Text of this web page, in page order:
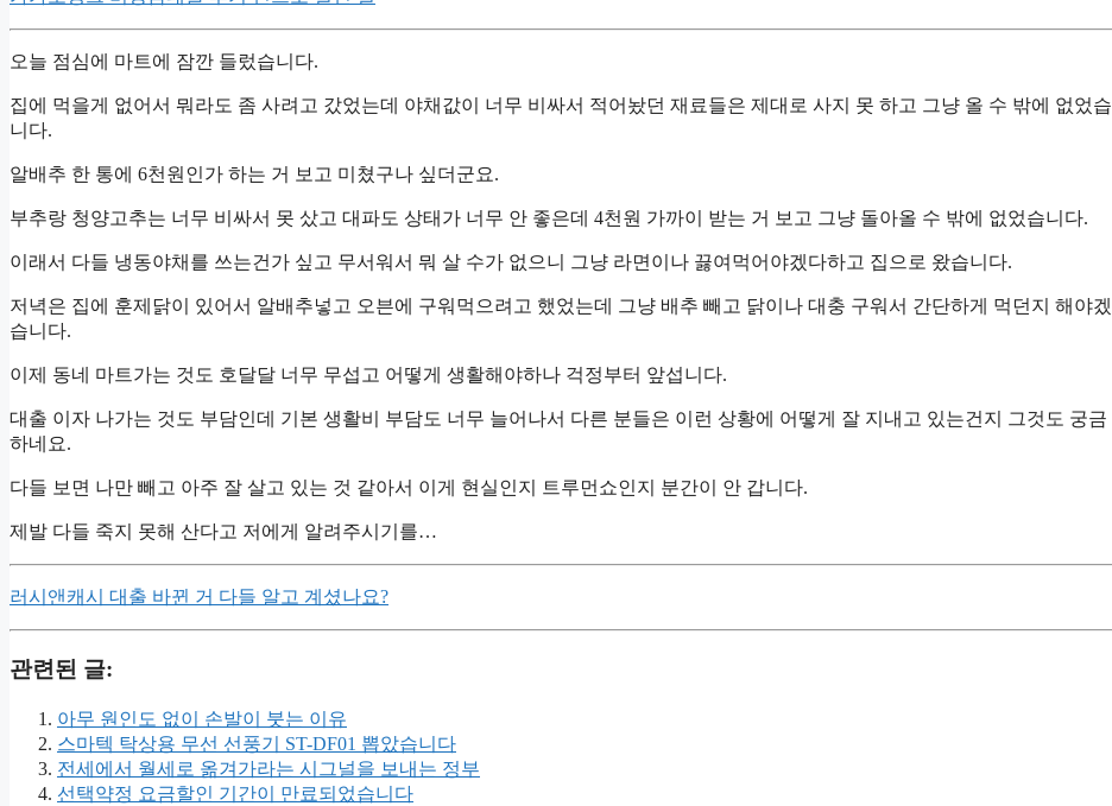
오늘 점심에 마트에 잠깐 들렀습니다.
집에 먹을게 없어서 뭐라도 좀 사려고 갔었는데 야채값이 너무 비싸서 적어놨던 재료들은 제대로 사지 못 하고 그냥 올 수 밖에 없었습
니다.
알배추 한 통에 6천원인가 하는 거 보고 미쳤구나 싶더군요.
부추랑 청양고추는 너무 비싸서 못 샀고 대파도 상태가 너무 안 좋은데 4천원 가까이 받는 거 보고 그냥 돌아올 수 밖에 없었습니다.
이래서 다들 냉동야채를 쓰는건가 싶고 무서워서 뭐 살 수가 없으니 그냥 라면이나 끓여먹어야겠다하고 집으로 왔습니다.
저녁은 집에 훈제닭이 있어서 알배추넣고 오븐에 구워먹으려고 했었는데 그냥 배추 빼고 닭이나 대충 구워서 간단하게 먹던지 해야겠
습니다.
이제 동네 마트가는 것도 호달달 너무 무섭고 어떻게 생활해야하나 걱정부터 앞섭니다.
대출 이자 나가는 것도 부담인데 기본 생활비 부담도 너무 늘어나서 다른 분들은 이런 상황에 어떻게 잘 지내고 있는건지 그것도 궁금
하네요.
다들 보면 나만 빼고 아주 잘 살고 있는 것 같아서 이게 현실인지 트루먼쇼인지 분간이 안 갑니다.
제발 다들 죽지 못해 산다고 저에게 알려주시기를…
러시앤캐시 대출 바뀐 거 다들 알고 계셨나요?
관련된 글:
아무 원인도 없이 손발이 붓는 이유
스마텍 탁상용 무선 선풍기 ST-DF01 뽑았습니다
전세에서 월세로 옮겨가라는 시그널을 보내는 정부
선택약정 요금할인 기간이 만료되었습니다